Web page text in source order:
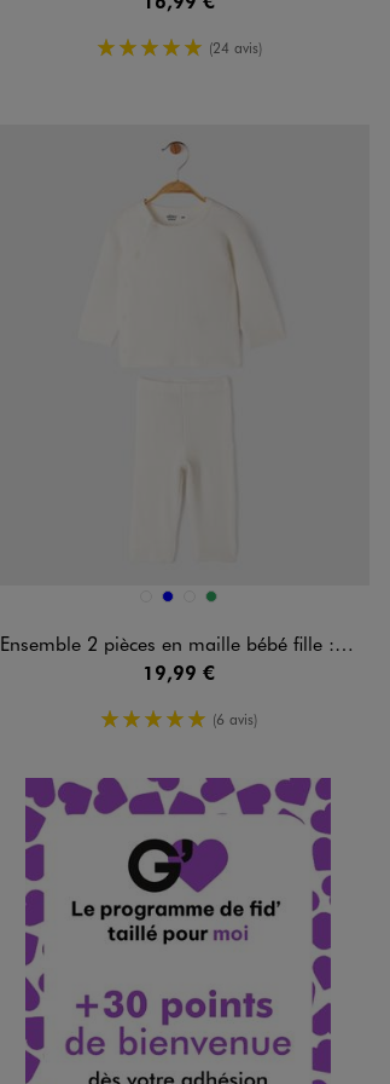
5/5 de moyenne
(24 avis)
Disponible en 4 colorisBLANC STANDARD
BLEU ROSE CLAIR
VERT
Ensemble 2 pièces en maille bébé fille : pull et pantalon
19,99 €
5/5 de moyenne
(6 avis)